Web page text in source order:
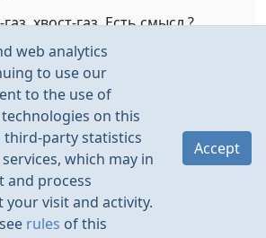
хвост-газ. Есть смысл ?
м 1/24 от пилотаж
на газ?
web analytics
to use our
to the use of
on this
party statistics
which may in
and process
visit and activity.
rules of this
Accept